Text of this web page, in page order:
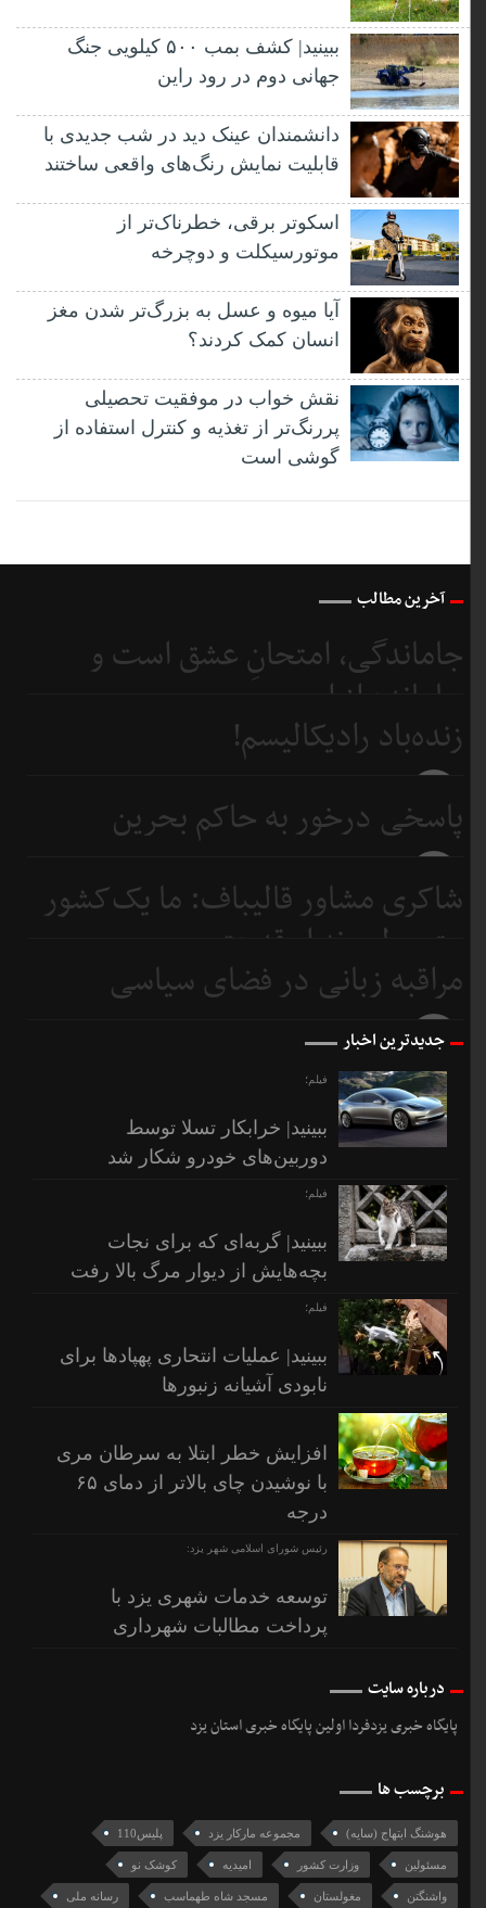
ببینید| کشف بمب ۵۰۰ کیلویی جنگ
جهانی دوم در رود راین
دانشمندان عینک دید در شب جدیدی با
قابلیت نمایش رنگ‌های واقعی ساختند
اسکوتر برقی، خطرناک‌تر از
موتورسیکلت و دوچرخه
آیا میوه و عسل به بزرگ‌تر شدن مغز
انسان کمک کردند؟
نقش خواب در موفقیت تحصیلی
پررنگ‌تر از تغذیه و کنترل استفاده از
گوشی است
آخرین مطالب
جاماندگی، امتحانِ عشق است و
جامانده از اربعین...
6 روز
زنده‌باد رادیکالیسم!
پاسخی درخور به حاکم بحرین
شاکری مشاور قالیباف: ما یک‌کشور
متوسطیم نه ابرقدرت
9 روز
مراقبه زبانی در فضای سیاسی
قبل
جدیدترین اخبار
فیلم؛
ببینید| خرابکار تسلا توسط
دوربین‌های خودرو شکار شد
فیلم؛
ببینید| گربه‌ای که برای نجات
بچه‌هایش از دیوار مرگ بالا رفت
فیلم؛
ببینید| عملیات انتحاری پهپادها برای
نابودی آشیانه زنبورها
افزایش خطر ابتلا به سرطان مری
با نوشیدن چای بالاتر از دمای ۶۵
درجه
رئیس شورای اسلامی شهر یزد:
توسعه خدمات شهری یزد با
پرداخت مطالبات شهرداری
درباره سایت
پایگاه خبری یزدفردا اولین پایگاه خبری استان یزد
برچسب ها
هوشنگ ابتهاج (سایه) مجموعه مارکار یزد پلیس110
مسئولین وزارت كشور امیدیه کوشک نو
واشنگتن مغولستان مسجد شاه طهماسب رسانه ملی